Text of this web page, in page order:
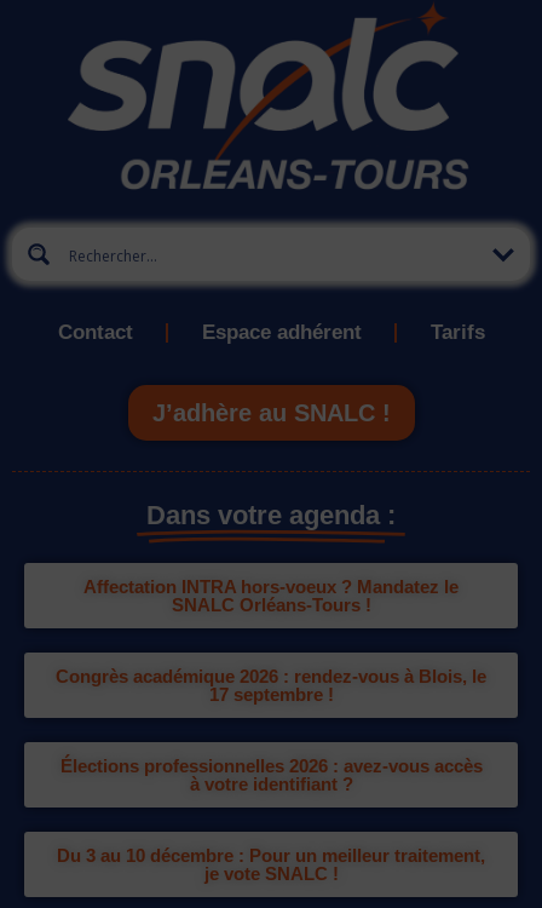
Contact Espace adhérent Tarifs
J’adhère au SNALC !
Dans votre agenda :
Affectation INTRA hors-voeux ? Mandatez le
SNALC Orléans-Tours !
Congrès académique 2026 : rendez-vous à Blois, le
17 septembre !
Élections professionnelles 2026 : avez-vous accès
à votre identifiant ?
Du 3 au 10 décembre : Pour un meilleur traitement,
je vote SNALC !